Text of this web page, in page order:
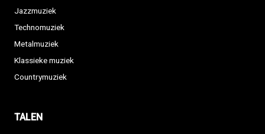
Jazzmuziek
Technomuziek
Metalmuziek
Klassieke muziek
Countrymuziek
TALEN